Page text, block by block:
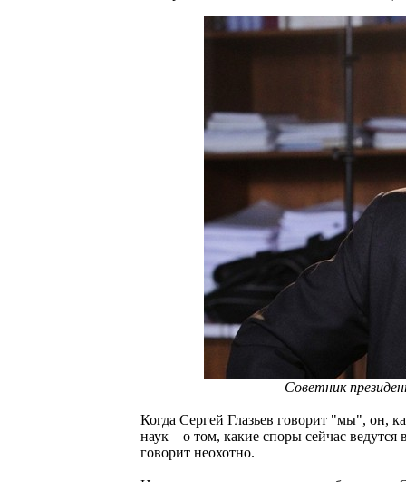
Советник
Когда Сергей Глазьев говорит "мы", он,
наук – о том, какие споры сейчас
говорит неохотно.